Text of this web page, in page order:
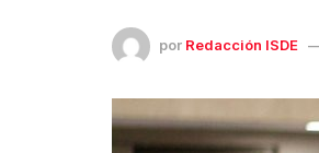
por Redacción ISDE